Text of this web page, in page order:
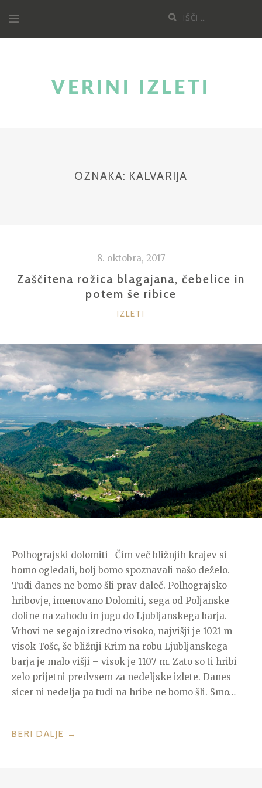
na
vsebino
Poišči:
VERINI IZLETI
OZNAKA: KALVARIJA
8. oktobra, 2017
Zaščitena rožica blagajana, čebelice in
potem še ribice
KATEGORIJE
IZLETI
Polhograjski dolomiti Čim več bližnjih krajev si
bomo ogledali, bolj bomo spoznavali našo deželo.
Tudi danes ne bomo šli prav daleč. Polhograjsko
hribovje, imenovano Dolomiti, sega od Poljanske
doline na zahodu in jugu do Ljubljanskega barja.
Vrhovi ne segajo izredno visoko, najvišji je 1021 m
visok Tošc, še bližnji Krim na robu Ljubljanskega
barja je malo višji – visok je 1107 m. Zato so ti hribi
zelo prijetni predvsem za nedeljske izlete. Danes
sicer ni nedelja pa tudi na hribe ne bomo šli. Smo…
BERI DALJE “ZAŠČITENA
→